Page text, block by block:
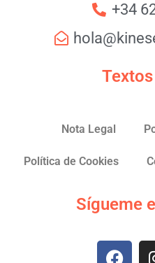
+34
Nota Legal
Política de Cookies
Sígueme